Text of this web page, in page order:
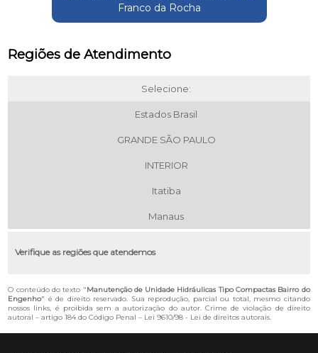
Franco da Rocha
Regiões de Atendimento
Selecione:
Estados Brasil
GRANDE SÃO PAULO
INTERIOR
Itatiba
Manaus
Verifique as regiões que atendemos
O conteúdo do texto "Manutenção de Unidade Hidráulicas Tipo Compactas Bairro do
Engenho" é de direito reservado. Sua reprodução, parcial ou total, mesmo citando
nossos links, é proibida sem a autorização do autor. Crime de violação de direito
autoral – artigo 184 do Código Penal – Lei 9610/98 - Lei de direitos autorais.